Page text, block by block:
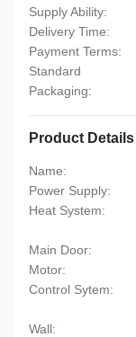
Supply Ability:
Delivery Time:
Payment Terms:
Standard
Packaging:
Product Details
Name:
Power Supply:
Heat System:
Main Door:
Motor:
Control Sytem:
Wall: